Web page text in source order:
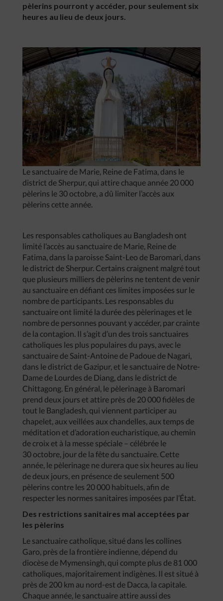
pèlerins pourront y accéder, pour seulement six
heures au lieu de deux jours.
Le sanctuaire de Marie, Reine de Fatima, dans le
district de Sherpur, qui attire chaque année 20 000
pèlerins le 30 octobre, a dû limiter l’accès aux
pèlerins cette année.
Les responsables catholiques au Bangladesh ont
limité l’accès au sanctuaire de Marie, Reine de
Fatima, dans la paroisse Saint-Leo de Baromari, dans
le district de Sherpur. Certains craignent malgré tout
que plusieurs milliers de pèlerins ne tentent de venir
au sanctuaire en défiant ces limites imposées sur le
nombre de participants. Les responsables du
sanctuaire ont limité la durée des pèlerinages et le
nombre de personnes pouvant y accéder, par crainte
de la contagion. Il s’agit d’un des trois sanctuaires
catholiques les plus populaires du pays, avec le
sanctuaire de Saint-Antoine de Padoue de Nagari,
dans le district de Gazipur, et le sanctuaire de Notre-
Dame de Lourdes de Diang, dans le district de
Chittagong. En général, le pèlerinage à Baromari
prend deux jours et attire près de 20 000 fidèles de
tout le Bangladesh, qui viennent participer au
chapelet, aux veillées aux chandelles, aux temps de
méditation et d’adoration eucharistique, au chemin
de croix et à la messe spéciale – célébrée le
30 octobre, jour de la fête du sanctuaire. Cette
année, le pèlerinage ne durera que six heures au lieu
de deux jours, en présence de seulement 500
pèlerins contre les 20 000 habituels, afin de
respecter les normes sanitaires imposées par l’État.
Des restrictions sanitaires mal acceptées par
les pèlerins
Le sanctuaire catholique, situé dans les collines
Garo, près de la frontière indienne, dépend du
diocèse de Mymensingh, qui compte plus de 81 000
catholiques, majoritairement indigènes. Il est situé à
près de 200 km au nord-est de Dacca, la capitale.
Chaque année, le sanctuaire attire aussi des